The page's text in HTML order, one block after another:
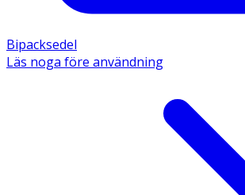
Bipacksedel
Läs noga före användning